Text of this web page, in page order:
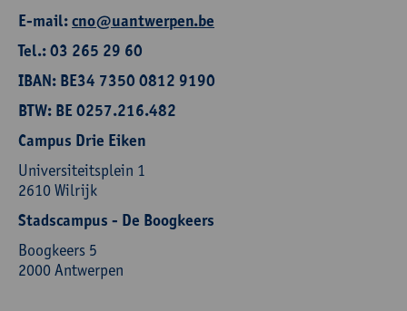
E-mail:cno@uantwerpen.be
Tel.: 03 265 29 60
IBAN: BE34 7350 0812 9190
BTW: BE 0257.216.482
Campus Drie Eiken
Universiteitsplein 1
2610 Wilrijk
Stadscampus - De Boogkeers
Boogkeers 5
2000 Antwerpen